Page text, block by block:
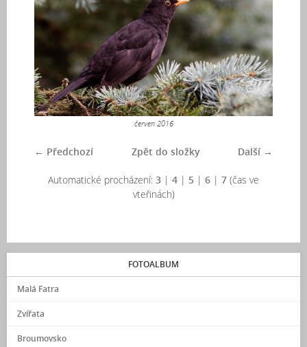
červen 2016
← Předchozí Další →
Zpět do složky
Automatické procházení: 3 | 4 | 5 | 6 | 7 (čas ve
vteřinách)
FOTOALBUM
Malá Fatra
Zvířata
Broumovsko